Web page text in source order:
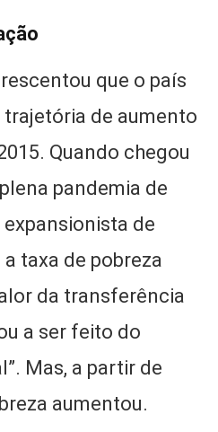
que o país
trajetória de aumento
Quando chegou
pandemia de
de
taxa de pobreza
da transferência
a ser feito do
Mas, a partir de
aumentou.